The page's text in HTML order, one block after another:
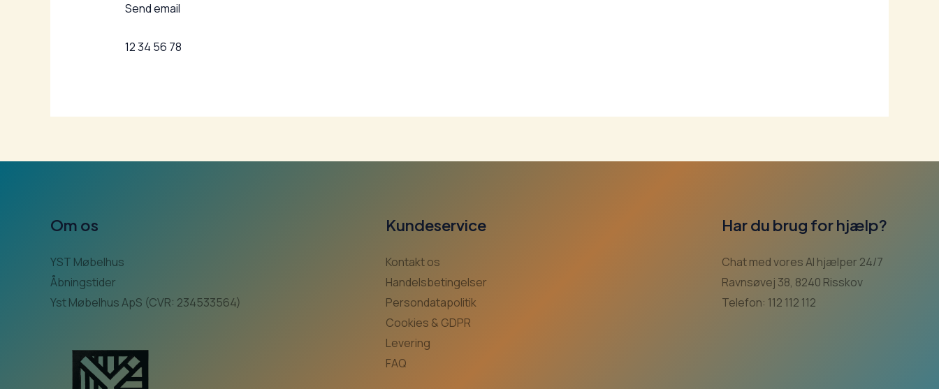
Send email
12 34 56 78
Om os
YST Møbelhus
Åbningstider
Yst Møbelhus ApS (CVR: 234533564)
Kundeservice
Kontakt os
Handelsbetingelser
Persondatapolitik
Cookies & GDPR
Levering
FAQ
Har du brug for hjælp?
Chat med vores AI hjælper 24/7
Ravnsøvej 38, 8240 Risskov
Telefon: 112 112 112